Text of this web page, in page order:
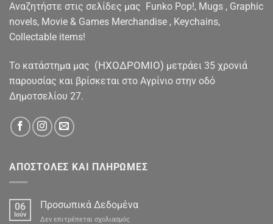
Αναζητήστε στις σελίδες μας Funko Pop!, Mugs , Graphic
novels, Movie & Games Merchandise , Keychains,
Collectable items!
To κατάστημα μας (ΗΧΟΔΡΟΜΙΟ) μετράει 35 χρονιά
παρουσίας και βρίσκεται στο Αγρίνιο στην οδό
Δημοτσελίου 27.
ΑΠΟΣΤΟΛΕΣ ΚΑΙ ΠΛΗΡΩΜΕΣ
06
Ιούν
Προσωπικά Δεδομένα
Δεν επιτρέπεται σχολιασμός